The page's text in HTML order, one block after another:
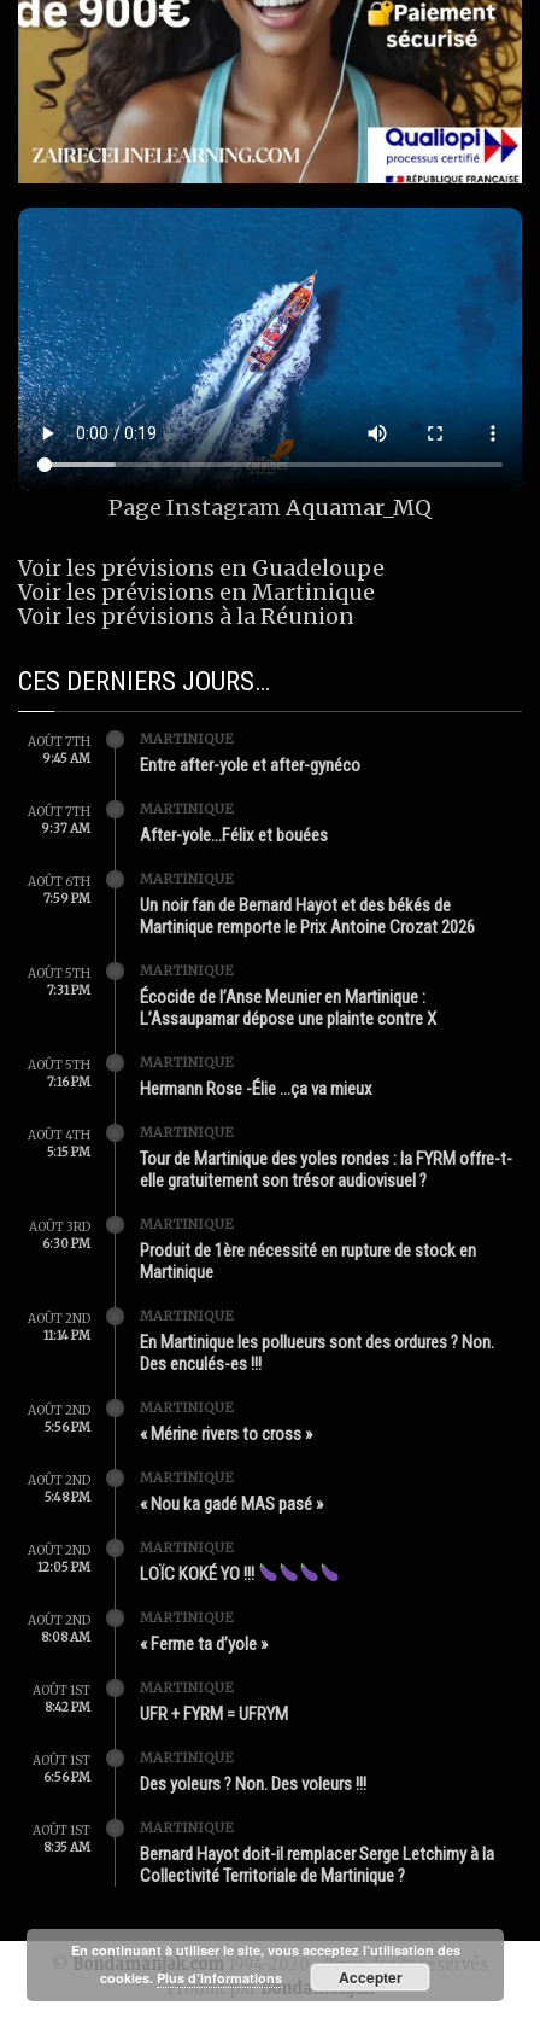
Page InstagramAquamar_MQ
Voir les prévisions en Guadeloupe
Voir les prévisions en Martinique
Voir les prévisions à la Réunion
CES DERNIERS JOURS…
AOÛT 7TH
9:45 AM
MARTINIQUE
Entre after-yole et after-gynéco
AOÛT 7TH
9:37 AM
MARTINIQUE
After-yole…Félix et bouées
AOÛT 6TH
7:59 PM
MARTINIQUE
Un noir fan de Bernard Hayot et des békés de
Martinique remporte le Prix Antoine Crozat 2026
AOÛT 5TH
7:31 PM
MARTINIQUE
Écocide de l’Anse Meunier en Martinique :
L’Assaupamar dépose une plainte contre X
AOÛT 5TH
7:16 PM
MARTINIQUE
Hermann Rose -Élie …ça va mieux
AOÛT 4TH
5:15 PM
MARTINIQUE
Tour de Martinique des yoles rondes : la FYRM offre-t-
elle gratuitement son trésor audiovisuel ?
AOÛT 3RD
6:30 PM
MARTINIQUE
Produit de 1ère nécessité en rupture de stock en
Martinique
AOÛT 2ND
11:14 PM
MARTINIQUE
En Martinique les pollueurs sont des ordures ? Non.
Des enculés-es !!!
AOÛT 2ND
5:56 PM
MARTINIQUE
« Mérine rivers to cross »
AOÛT 2ND
5:48 PM
MARTINIQUE
« Nou ka gadé MAS pasé »
AOÛT 2ND
12:05 PM
MARTINIQUE
LOÏC KOKÉ YO !!!
AOÛT 2ND
8:08 AM
MARTINIQUE
« Ferme ta d’yole »
AOÛT 1ST
8:42 PM
MARTINIQUE
UFR + FYRM = UFRYM
AOÛT 1ST
6:56 PM
MARTINIQUE
Des yoleurs ? Non. Des voleurs !!!
AOÛT 1ST
8:35 AM
MARTINIQUE
Bernard Hayot doit-il remplacer Serge Letchimy à la
Collectivité Territoriale de Martinique ?
Bondamanjak.com 1994-2020 - Tous droits réservés
Produit parBondamanjak
En continuant à utiliser le site, vous acceptez l’utilisation des
cookies. Plus d’informations Accepter